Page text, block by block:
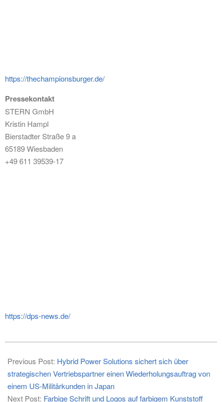
https://thechampionsburger.de/
Pressekontakt
STERN GmbH
Kristin Hampl
Bierstadter Straße 9 a
65189 Wiesbaden
+49 611 39539-17
https://dps-news.de/
08-
29
Previous Post: Hybrid Power Solutions sichert sich über
strategischen Vertriebspartner einen Wiederholungsauftrag von
einem US-Militärkunden in Japan
Next Post: Farbige Schrift und Logos auf farbigem Kunststoff